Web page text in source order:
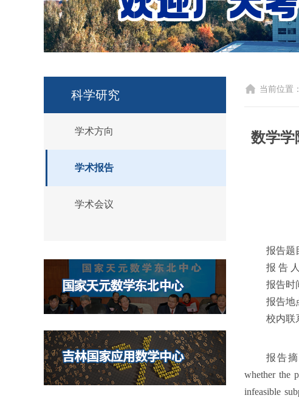
科学研究
学术方向
学术报告
学术会议
当前位置：
数学学
报告题
报 告
报告时
报告地
校内联
报告摘
whether the
infeasible